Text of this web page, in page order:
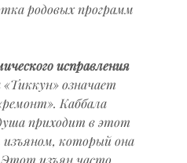
родовых программ
исправления
«Тиккун» означает
Каббала
приходит в этот
изъяном, который она
изъян часто